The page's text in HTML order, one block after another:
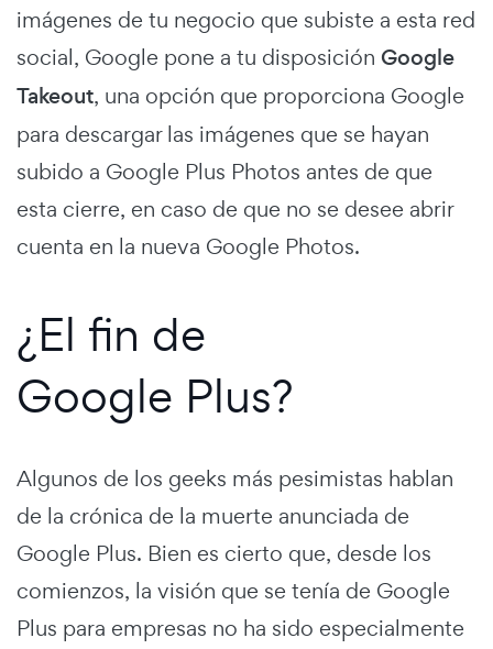
imágenes de tu negocio que subiste a esta red
social, Google pone a tu disposición Google
Takeout, una opción que proporciona Google
para descargar las imágenes que se hayan
subido a Google Plus Photos antes de que
esta cierre, en caso de que no se desee abrir
cuenta en la nueva Google Photos.
¿El fin de
Google Plus?
Algunos de los geeks más pesimistas hablan
de la crónica de la muerte anunciada de
Google Plus. Bien es cierto que, desde los
comienzos, la visión que se tenía de Google
Plus para empresas no ha sido especialmente